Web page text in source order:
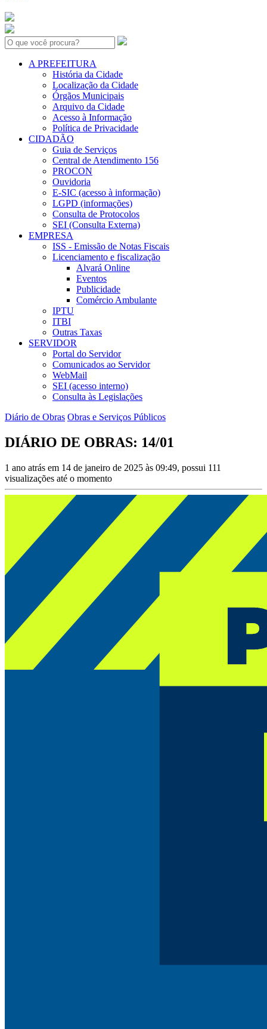
Search:
A PREFEITURA
História da Cidade
Localização da Cidade
Órgãos Municipais
Arquivo da Cidade
Acesso à Informação
Política de Privacidade
CIDADÃO
Guia de Serviços
Central de Atendimento 156
PROCON
Ouvidoria
E-SIC (acesso à informação)
LGPD (informações)
Consulta de Protocolos
SEI (Consulta Externa)
EMPRESA
ISS - Emissão de Notas Fiscais
Licenciamento e fiscalização
Alvará Online
Eventos
Publicidade
Comércio Ambulante
IPTU
ITBI
Outras Taxas
SERVIDOR
Portal do Servidor
Comunicados ao Servidor
WebMail
SEI (acesso interno)
Consulta às Legislações
Diário de Obras Obras e Serviços Públicos
DIÁRIO DE OBRAS: 14/01
1 ano atrás em 14 de janeiro de 2025 às 09:49, possui 111
visualizações até o momento